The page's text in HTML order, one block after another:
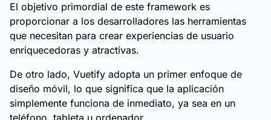
El objetivo primordial de este framework es
proporcionar a los desarrolladores las herramientas
que necesitan para crear experiencias de usuario
enriquecedoras y atractivas.
De otro lado, Vuetify adopta un primer enfoque de
diseño móvil, lo que significa que la aplicación
simplemente funciona de inmediato, ya sea en un